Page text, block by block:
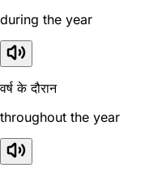
during the year
वर्ष के दौरान
throughout the year